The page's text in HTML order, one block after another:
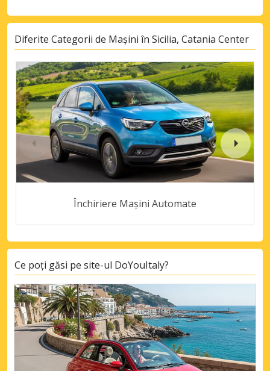
Diferite Categorii de Mașini în Sicilia, Catania Center
Închiriere Mașini Automate
Ce poți găsi pe site-ul DoYouItaly?